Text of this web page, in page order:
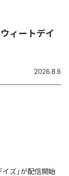
ィートデイ
2026.8.6
ズ」が配信開始